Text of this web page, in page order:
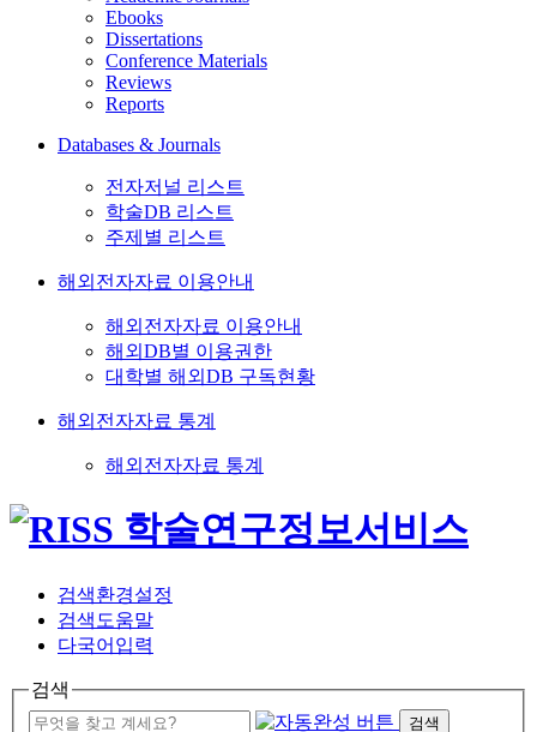
Ebooks
Dissertations
Conference Materials
Reviews
Reports
Databases & Journals
전자저널 리스트
학술DB 리스트
주제별 리스트
해외전자자료 이용안내
해외전자자료 이용안내
해외DB별 이용권한
대학별 해외DB 구독현황
해외전자자료 통계
해외전자자료 통계
검색환경설정
검색도움말
다국어입력
검색
검색